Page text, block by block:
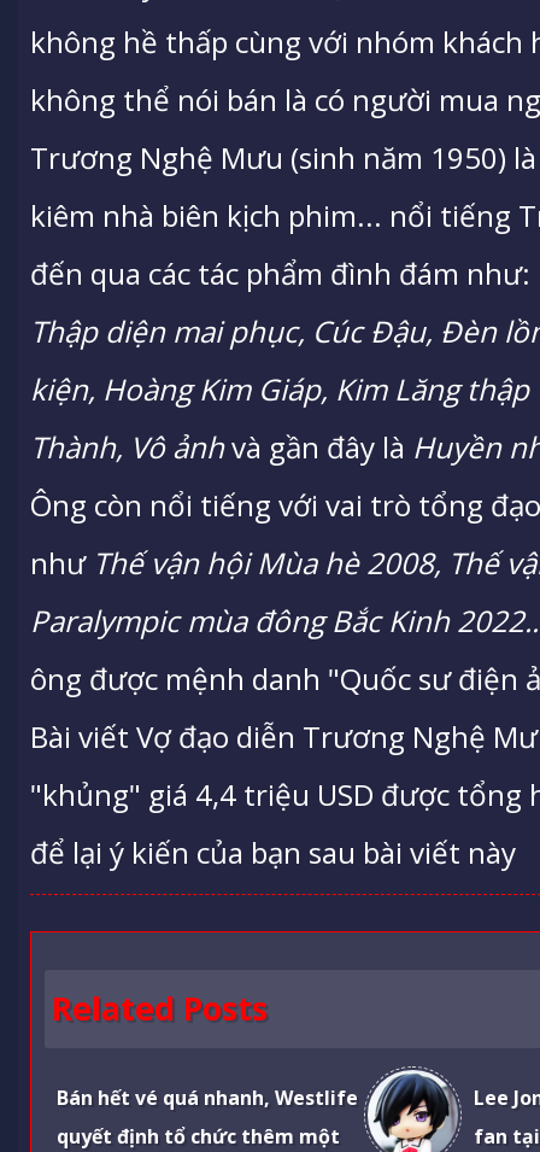
không hề thấp cùng với nhóm khách
không thể nói bán là có người mua
Trương Nghệ Mưu (sinh năm 1950)
kiêm nhà biên kịch phim... nổi tiếng
đến qua các tác phẩm đình đám như:
Thập diện mai phục, Cúc Đậu, Đèn
kiện, Hoàng Kim Giáp, Kim Lăng
Thành, Vô ảnhvà gần đây là Huyền
Ông còn nổi tiếng với vai trò tổng
như Thế vận hội Mùa hè 2008, Thế
Paralympic mùa đông Bắc Kinh
ông được mệnh danh "Quốc sư điện
Bài viết Vợ đạo diễn Trương Nghệ
"khủng" giá 4,4 triệu USD được
để lại ý kiến của bạn sau bài viết này
Related Posts
Bán hết vé quá nhanh, Westlife
quyết định tổ chức thêm một
Lee
fan tại